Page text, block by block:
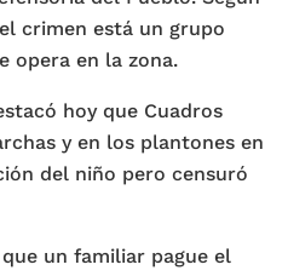
crimen está un grupo
opera en la zona.
hoy que Cuadros
y en los plantones en
del niño pero censuró
un familiar pague el